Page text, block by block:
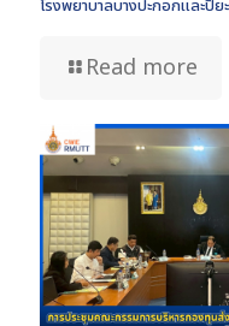
โรงพยาบาลบางปะกอกและปิย
Read more